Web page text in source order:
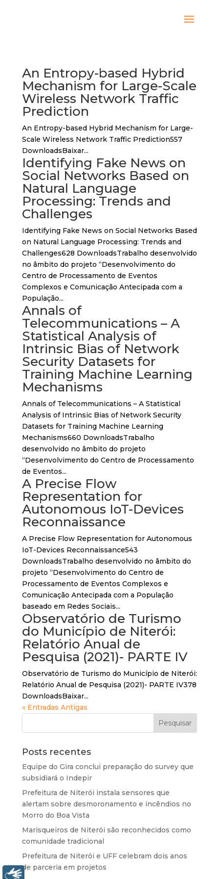
An Entropy-based Hybrid
Mechanism for Large-Scale
Wireless Network Traffic
Prediction
An Entropy-based Hybrid Mechanism for Large-
Scale Wireless Network Traffic Prediction557
DownloadsBaixar...
Identifying Fake News on
Social Networks Based on
Natural Language
Processing: Trends and
Challenges
Identifying Fake News on Social Networks Based
on Natural Language Processing: Trends and
Challenges628 DownloadsTrabalho desenvolvido
no âmbito do projeto “Desenvolvimento do
Centro de Processamento de Eventos
Complexos e Comunicação Antecipada com a
População...
Annals of
Telecommunications – A
Statistical Analysis of
Intrinsic Bias of Network
Security Datasets for
Training Machine Learning
Mechanisms
Annals of Telecommunications – A Statistical
Analysis of Intrinsic Bias of Network Security
Datasets for Training Machine Learning
Mechanisms660 DownloadsTrabalho
desenvolvido no âmbito do projeto
“Desenvolvimento do Centro de Processamento
de Eventos...
A Precise Flow
Representation for
Autonomous IoT-Devices
Reconnaissance
A Precise Flow Representation for Autonomous
IoT-Devices Reconnaissance543
DownloadsTrabalho desenvolvido no âmbito do
projeto “Desenvolvimento do Centro de
Processamento de Eventos Complexos e
Comunicação Antecipada com a População
baseado em Redes Sociais...
Observatório de Turismo
do Município de Niterói:
Relatório Anual de
Pesquisa (2021)- PARTE IV
Observatório de Turismo do Município de Niterói:
Relatório Anual de Pesquisa (2021)- PARTE IV378
DownloadsBaixar...
« Entradas Antigas
Posts recentes
Equipe do Gira conclui preparação do survey que
subsidiará o Indepir
Prefeitura de Niterói instala sensores que
alertam sobre desmoronamento e incêndios no
Morro do Boa Vista
Marisqueiros de Niterói são reconhecidos como
comunidade tradicional
Prefeitura de Niterói e UFF celebram dois anos
de parceria em projetos